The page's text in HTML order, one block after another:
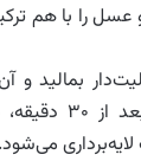
عسل را با هم
بمالید و آن
جنس چیت
می‌شود.